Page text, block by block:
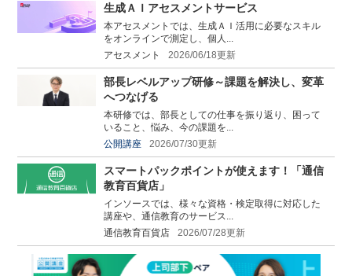
生成ＡＩアセスメントサービス
本アセスメントでは、生成ＡＩ活用に必要なスキル
をオンラインで測定し、個人...
アセスメント
2026/06/18更新
部長レベルアップ研修～課題を解決し、変革
へつなげる
本研修では、部長としての仕事を振り返り、困って
いること、悩み、今の課題を...
公開講座
2026/07/30更新
スマートパックポイントが使えます！「通信
教育百貨店」
インソースでは、様々な資格・検定取得に対応した
講座や、通信教育のサービス...
通信教育百貨店
2026/07/28更新